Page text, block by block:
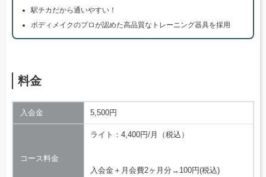
駅チカだから通いやすい！
ボディメイクのプロが認めた高品質なトレーニング器具を採用
料金
入会金 5,500円
コース料金
ライト：4,400円/月（税込）
入会金＋月会費2ヶ月分→100円(税込)